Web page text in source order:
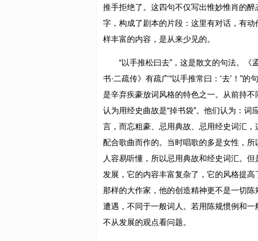
推手拒绝了。这四句不仅写出惟妙惟肖的
字，构成了剧本的片段：这里有对话，有
样丰富的内容，是从来少见的。
“以手推松曰去”，这是散文的句法。《
书·二疏传》有疏广“以手推常曰：‘去’！”
是辛弃疾豪放词风格的特色之一。从前持不
认为用经史曲故是“掉书袋”。他们认为：
言，而忘粗豪、忌用典故、忌用经史词汇
配合歌曲而作的。当时唱歌的多是女性，
人容易听懂，所以忌用典故和经史词汇。
发展，它的内容丰富复杂了，它的风格提
那样的大作家，他的创造精神更不是一切
遭遇，不同于一般词人。若用陈规惯例和
不从发展的观点看问题。